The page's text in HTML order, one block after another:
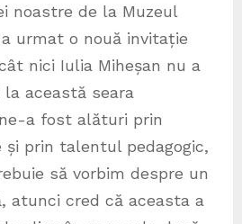
noastre de la Muzeul
urmat o nouă invitație
nici Iulia Miheșan nu a
această seara
a fost alături prin
prin talentul pedagogic,
să vorbim despre un
atunci cred că aceasta a